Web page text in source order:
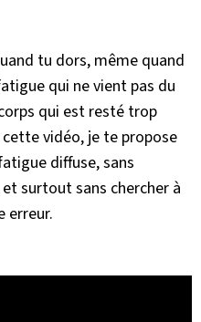
tu dors, même quand
qui ne vient pas du
qui est resté trop
vidéo, je te propose
diffuse, sans
surtout sans chercher à
erreur.